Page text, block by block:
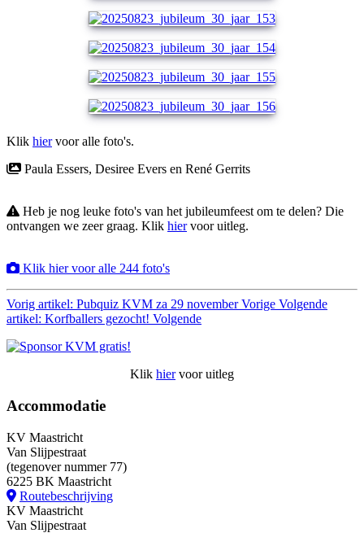
Klik hiervoor alle foto's.
Paula Essers, Desiree Evers en René Gerrits
Heb je nog leuke foto's van het jubileumfeest om te delen? Die
ontvangen we zeer graag. Klik hiervoor uitleg.
Klik hier voor alle 244 foto's
Vorig artikel: Pubquiz KVM za 29 novemberVorige Volgende
artikel: Korfballers gezocht! Volgende
Klik hiervoor uitleg
Accommodatie
KV Maastricht
Van Slijpestraat
(tegenover nummer 77)
6225 BK Maastricht
Routebeschrijving
KV Maastricht
Van Slijpestraat